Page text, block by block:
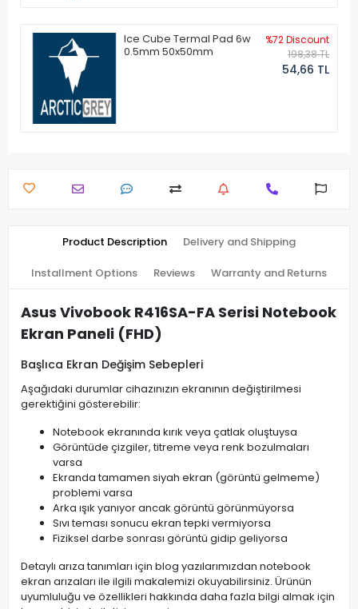
Ice Cube Termal Pad 6w
0.5mm 50x50mm
%72 Discount
198,38 TL
54,66 TL
Product Description Delivery and Shipping
Installment Options Reviews Warranty and Returns
Asus Vivobook R416SA-FA Serisi Notebook
Ekran Paneli (FHD)
Başlıca Ekran Değişim Sebepleri
Aşağıdaki durumlar cihazınızın ekranının değiştirilmesi
gerektiğini gösterebilir:
Notebook ekranında kırık veya çatlak oluştuysa
Görüntüde çizgiler, titreme veya renk bozulmaları
varsa
Ekranda tamamen siyah ekran (görüntü gelmeme)
problemi varsa
Arka ışık yanıyor ancak görüntü görünmüyorsa
Sıvı teması sonucu ekran tepki vermiyorsa
Fiziksel darbe sonrası görüntü gidip geliyorsa
Detaylı arıza tanımları için blog yazılarımızdan notebook
ekran arızaları ile ilgili makalemizi okuyabilirsiniz. Ürünün
uyumluluğu ve özellikleri hakkında daha fazla bilgi almak için